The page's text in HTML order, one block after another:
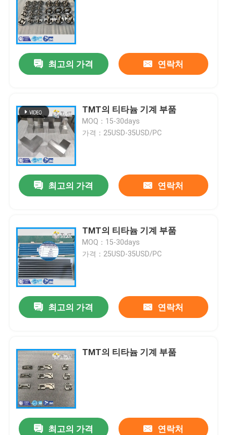
최고의 가격 연락처
TMT의 티타늄 기계 부품
MOQ：15-30days
가격：25USD-35USD/PC
최고의 가격 연락처
TMT의 티타늄 기계 부품
MOQ：15-30days
가격：25USD-35USD/PC
최고의 가격 연락처
TMT의 티타늄 기계 부품
최고의 가격 연락처